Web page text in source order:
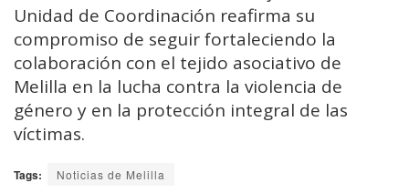
Unidad de Coordinación reafirma su
compromiso de seguir fortaleciendo la
colaboración con el tejido asociativo de
Melilla en la lucha contra la violencia de
género y en la protección integral de las
víctimas.
Tags: Noticias de Melilla